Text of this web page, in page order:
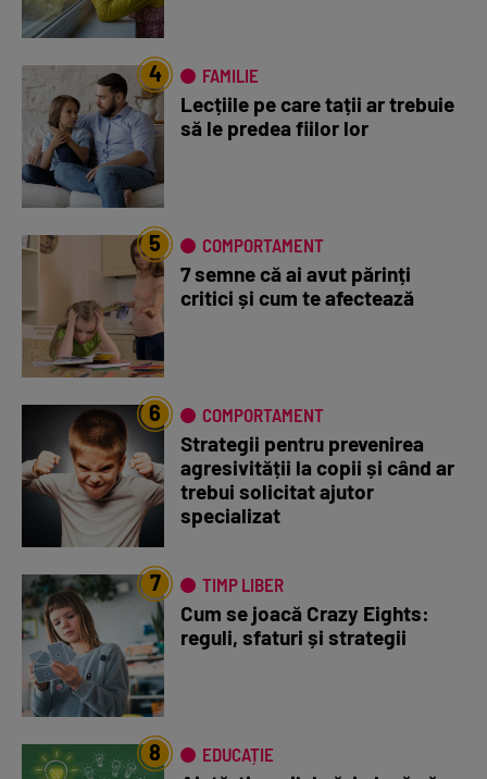
4 FAMILIE
Lecțiile pe care tații ar trebuie
să le predea fiilor lor
5 COMPORTAMENT
7 semne că ai avut părinți
critici și cum te afectează
6 COMPORTAMENT
Strategii pentru prevenirea
agresivității la copii și când ar
trebui solicitat ajutor
specializat
7 TIMP LIBER
Cum se joacă Crazy Eights:
reguli, sfaturi și strategii
8 EDUCAȚIE